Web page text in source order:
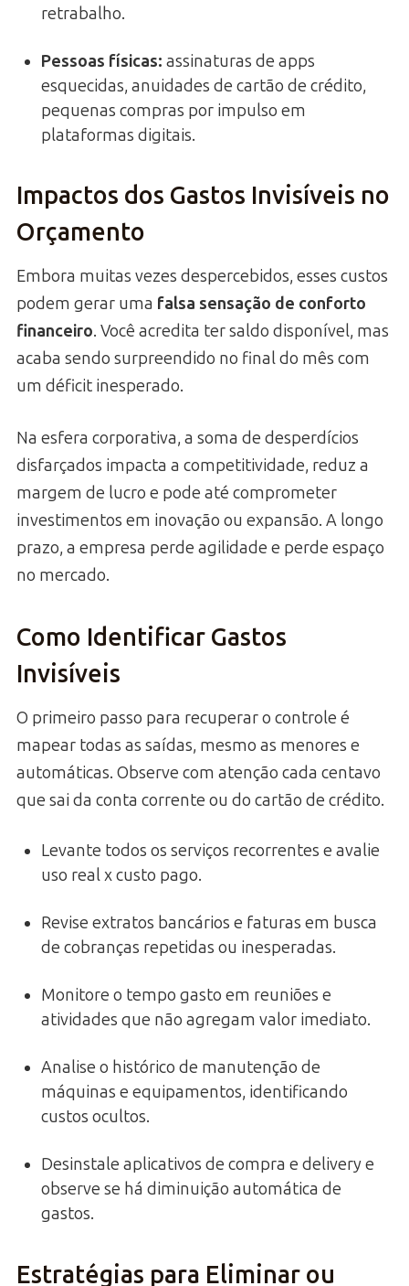
retrabalho.
Pessoas físicas: assinaturas de apps
esquecidas, anuidades de cartão de crédito,
pequenas compras por impulso em
plataformas digitais.
Impactos dos Gastos Invisíveis no
Orçamento
Embora muitas vezes despercebidos, esses custos
podem gerar uma falsa sensação de conforto
financeiro. Você acredita ter saldo disponível, mas
acaba sendo surpreendido no final do mês com
um déficit inesperado.
Na esfera corporativa, a soma de desperdícios
disfarçados impacta a competitividade, reduz a
margem de lucro e pode até comprometer
investimentos em inovação ou expansão. A longo
prazo, a empresa perde agilidade e perde espaço
no mercado.
Como Identificar Gastos
Invisíveis
O primeiro passo para recuperar o controle é
mapear todas as saídas, mesmo as menores e
automáticas. Observe com atenção cada centavo
que sai da conta corrente ou do cartão de crédito.
Levante todos os serviços recorrentes e avalie
uso real x custo pago.
Revise extratos bancários e faturas em busca
de cobranças repetidas ou inesperadas.
Monitore o tempo gasto em reuniões e
atividades que não agregam valor imediato.
Analise o histórico de manutenção de
máquinas e equipamentos, identificando
custos ocultos.
Desinstale aplicativos de compra e delivery e
observe se há diminuição automática de
gastos.
Estratégias para Eliminar ou